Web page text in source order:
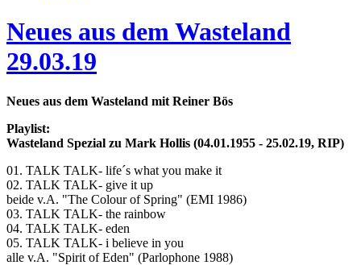
Neues aus dem Wasteland
29.03.19
Neues aus dem Wasteland mit Reiner Bös
Playlist:
Wasteland Spezial zu Mark Hollis (04.01.1955 - 25.02.19, RIP)
01. TALK TALK- life´s what you make it
02. TALK TALK- give it up
beide v.A. "The Colour of Spring" (EMI 1986)
03. TALK TALK- the rainbow
04. TALK TALK- eden
05. TALK TALK- i believe in you
alle v.A. "Spirit of Eden" (Parlophone 1988)